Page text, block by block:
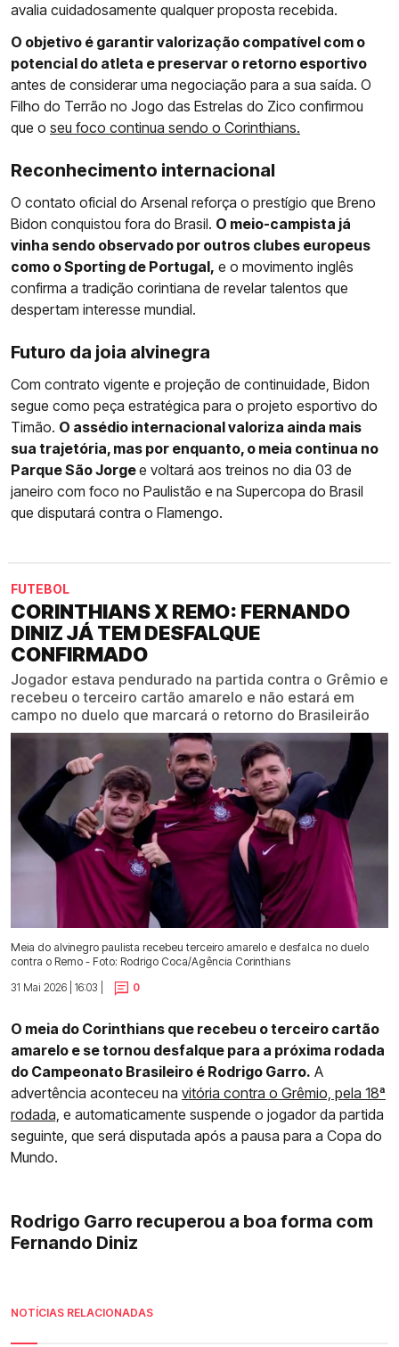
avalia cuidadosamente qualquer proposta recebida.
O objetivo é garantir valorização compatível com o
potencial do atleta e preservar o retorno esportivo
antes de considerar uma negociação para a sua saída. O
Filho do Terrão no Jogo das Estrelas do Zico confirmou
que o seu foco continua sendo o Corinthians.
Reconhecimento internacional
O contato oficial do Arsenal reforça o prestígio que Breno
Bidon conquistou fora do Brasil. O meio-campista já
vinha sendo observado por outros clubes europeus
como o Sporting de Portugal, e o movimento inglês
confirma a tradição corintiana de revelar talentos que
despertam interesse mundial.
Futuro da joia alvinegra
Com contrato vigente e projeção de continuidade, Bidon
segue como peça estratégica para o projeto esportivo do
Timão. O assédio internacional valoriza ainda mais
sua trajetória, mas por enquanto, o meia continua no
Parque São Jorgee voltará aos treinos no dia 03 de
janeiro com foco no Paulistão e na Supercopa do Brasil
que disputará contra o Flamengo.
FUTEBOL
CORINTHIANS X REMO: FERNANDO
DINIZ JÁ TEM DESFALQUE
CONFIRMADO
Jogador estava pendurado na partida contra o Grêmio e
recebeu o terceiro cartão amarelo e não estará em
campo no duelo que marcará o retorno do Brasileirão
Meia do alvinegro paulista recebeu terceiro amarelo e desfalca no duelo
contra o Remo - Foto: Rodrigo Coca/Agência Corinthians
31 Mai 2026 | 16:03 |
0
O meia do Corinthians que recebeu o terceiro cartão
amarelo e se tornou desfalque para a próxima rodada
do Campeonato Brasileiro é Rodrigo Garro. A
advertência aconteceu na vitória contra o Grêmio, pela 18ª
rodada, e automaticamente suspende o jogador da partida
seguinte, que será disputada após a pausa para a Copa do
Mundo.
Rodrigo Garro recuperou a boa forma com
Fernando Diniz
NOTÍCIAS RELACIONADAS